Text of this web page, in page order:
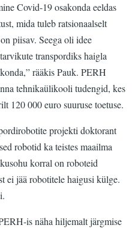
Covid-19 osakonda eeldas
mida tuleb ratsionaalselt
piisav. Seega oli idee
transpordiks haigla
rääkis Pauk. PERH
tehnikaülikooli tudengid, kes
120 000 euro suuruse toetuse.
projekti doktorant
robotid ka teistes maailma
korral on roboteid
ei jää robotitele haigusi külge.
is näha hiljemalt järgmise